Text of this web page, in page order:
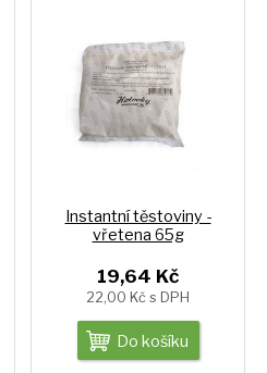
Instantní těstoviny -
vřetena 65g
19,64 Kč
22,00 Kč s DPH
Do košíku